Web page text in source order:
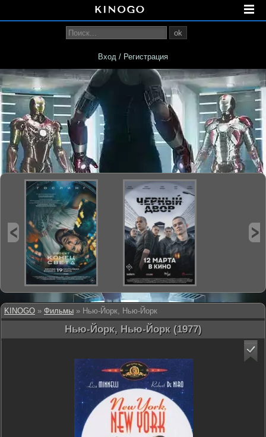
KINOGO » Фильмы » Нью-Йорк, Нью-Йорк
Нью-Йорк, Нью-Йорк (1977)
ok
Вход / Регистрация